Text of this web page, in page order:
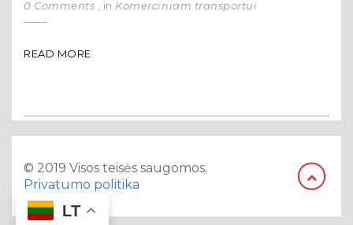
0 Comments
, in Komerciniam transportui
READ MORE
© 2019 Visos teisės saugomos.
Privatumo politika
LT